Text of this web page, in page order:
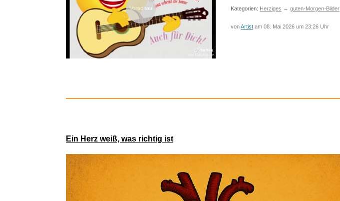
Michael...
Vorschau Kategorien: Herziges → guten-Morgen-Bilder
vonArtist am 08. Mai 2026 um 23:26 Uhr
Ein Herz weiß, was richtig ist